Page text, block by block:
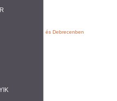
Nyíregyházán és Debrecenben